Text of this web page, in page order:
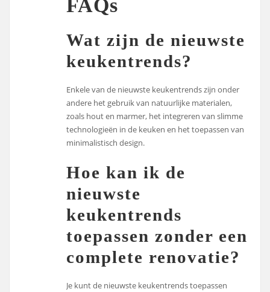
FAQs
Wat zijn de nieuwste
keukentrends?
Enkele van de nieuwste keukentrends zijn onder
andere het gebruik van natuurlijke materialen,
zoals hout en marmer, het integreren van slimme
technologieën in de keuken en het toepassen van
minimalistisch design.
Hoe kan ik de
nieuwste
keukentrends
toepassen zonder een
complete renovatie?
Je kunt de nieuwste keukentrends toepassen